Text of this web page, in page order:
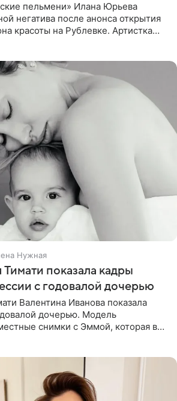
пельмени» Илана Юрьева
негатива после анонса открытия
красоты на Рублевке. Артистка
Нужная
показала кадры
с годовалой дочерью
Валентина Иванова показала
дочерью. Модель
снимки с Эммой, которая в